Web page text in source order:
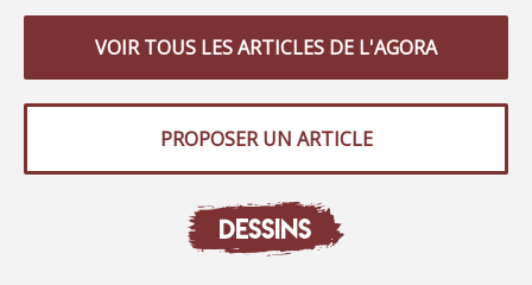
VOIR TOUS LES ARTICLES DE L'AGORA
PROPOSER UN ARTICLE
DESSINS